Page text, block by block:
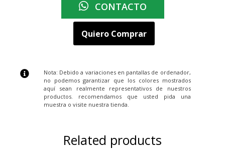
CONTACTO
Quiero Comprar
Nota: Debido a variaciones en pantallas de ordenador,
no podemos garantizar que los colores mostrados
aquí sean realmente representativos de nuestros
productos. recomendamos que usted pida una
muestra o visite nuestra tienda.
Related products